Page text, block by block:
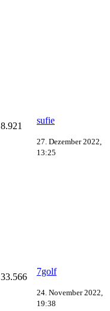
8.921
sufie
27. Dezember 2022,
13:25
33.566
7golf
24. November 2022,
19:38